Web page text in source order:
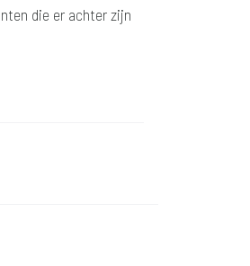
die er achter zijn